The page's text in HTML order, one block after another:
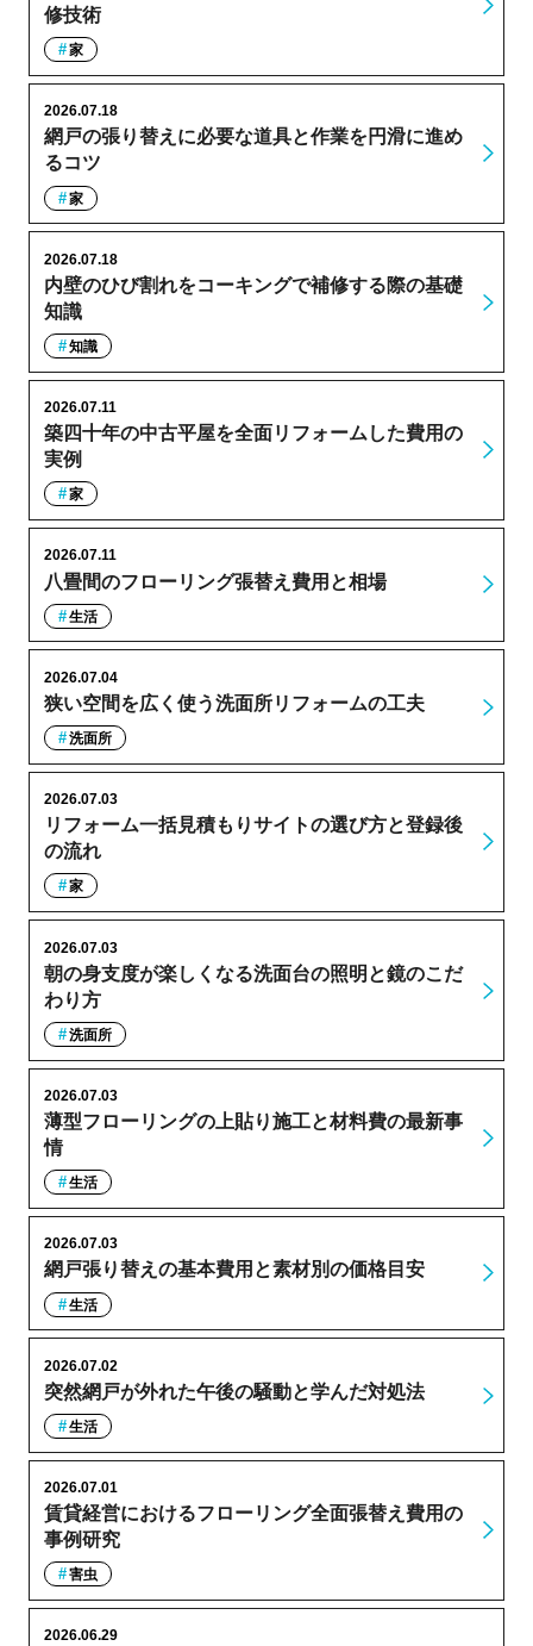
修技術
家
網戸の張り替えに必要な道具と作業を円滑に進め
るコツ
2026.07.18
家
内壁のひび割れをコーキングで補修する際の基礎
知識
2026.07.18
知識
築四十年の中古平屋を全面リフォームした費用の
実例
2026.07.11
家
八畳間のフローリング張替え費用と相場
2026.07.11
生活
狭い空間を広く使う洗面所リフォームの工夫
2026.07.04
洗面所
リフォーム一括見積もりサイトの選び方と登録後
の流れ
2026.07.03
家
朝の身支度が楽しくなる洗面台の照明と鏡のこだ
わり方
2026.07.03
洗面所
薄型フローリングの上貼り施工と材料費の最新事
情
2026.07.03
生活
網戸張り替えの基本費用と素材別の価格目安
2026.07.03
生活
突然網戸が外れた午後の騒動と学んだ対処法
2026.07.02
生活
賃貸経営におけるフローリング全面張替え費用の
事例研究
2026.07.01
害虫
2026.06.29